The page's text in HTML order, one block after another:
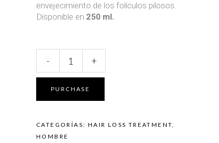
envejecimiento de los folículos pilosos.
Disponible en 250 ml.
ANTICAÍDA
-
HOMBRE
quantity
- +
PURCHASE
CATEGORÍAS: HAIR LOSS TREATMENT,
HOMBRE